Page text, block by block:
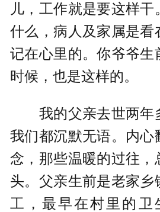
儿，工作就是要这样干
什么，病人及家属是看
记在心里的。你爷爷生
时候，也是这样的。
我的父亲去世两年
我们都沉默无语。内心
念，那些温暖的过往，
头。父亲生前是老家乡
工，最早在村里的卫